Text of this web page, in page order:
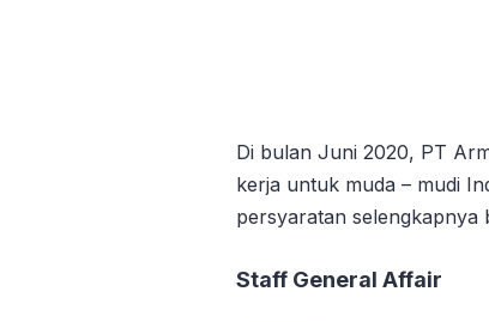
Di bulan Juni 2020, PT
kerja untuk muda – mudi
persyaratan selengkapnya
Staff General Affair